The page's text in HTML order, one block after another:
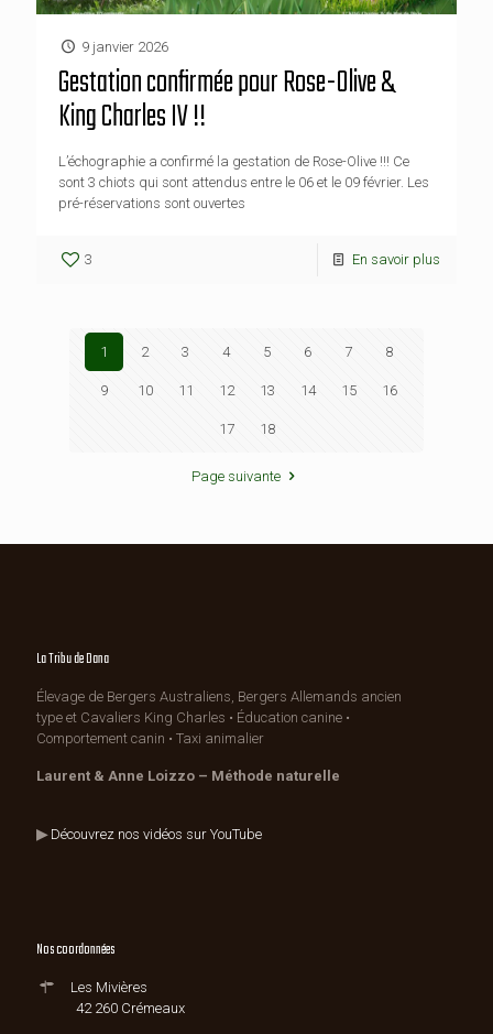
9 janvier 2026
Gestation confirmée pour Rose-Olive &
King Charles IV !!
L’échographie a confirmé la gestation de Rose-Olive !!! Ce
sont 3 chiots qui sont attendus entre le 06 et le 09 février. Les
pré-réservations sont ouvertes
3 En savoir plus
1 2 3 4 5 6 7 8
9 10 11 12 13 14 15 16
17 18
Page suivante
La Tribu de Dana
Élevage de Bergers Australiens, Bergers Allemands ancien
type et Cavaliers King Charles • Éducation canine •
Comportement canin • Taxi animalier
Laurent & Anne Loizzo – Méthode naturelle
▶ Découvrez nos vidéos sur YouTube
Nos coordonnées
Les Mivières
42 260 Crémeaux